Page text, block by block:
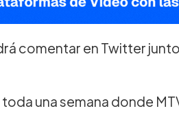
en Twitter junto a Mabel ‏con
toda una semana donde